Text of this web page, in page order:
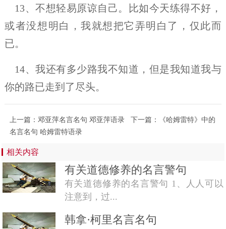
13、不想轻易原谅自己。比如今天练得不好，
或者没想明白，我就想把它弄明白了，仅此而
已。
14、我还有多少路我不知道，但是我知道我与
你的路已走到了尽头。
上一篇： 邓亚萍名言名句 邓亚萍语录 下一篇：
《哈姆雷特》中的
名言名句 哈姆雷特语录
相关内容
有关道德修养的名言警句
有关道德修养的名言警句 1、人人可以
注意到，过...
韩拿·柯里名言名句